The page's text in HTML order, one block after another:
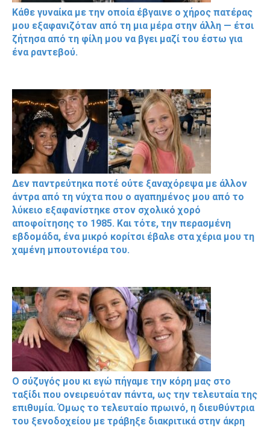
Κάθε γυναίκα με την οποία έβγαινε ο χήρος πατέρας
μου εξαφανιζόταν από τη μια μέρα στην άλλη — έτσι
ζήτησα από τη φίλη μου να βγει μαζί του έστω για
ένα ραντεβού.
Δεν παντρεύτηκα ποτέ ούτε ξαναχόρεψα με άλλον
άντρα από τη νύχτα που ο αγαπημένος μου από το
λύκειο εξαφανίστηκε στον σχολικό χορό
αποφοίτησης το 1985. Και τότε, την περασμένη
εβδομάδα, ένα μικρό κορίτσι έβαλε στα χέρια μου τη
χαμένη μπουτονιέρα του.
Ο σύζυγός μου κι εγώ πήγαμε την κόρη μας στο
ταξίδι που ονειρευόταν πάντα, ως την τελευταία της
επιθυμία. Όμως το τελευταίο πρωινό, η διευθύντρια
του ξενοδοχείου με τράβηξε διακριτικά στην άκρη